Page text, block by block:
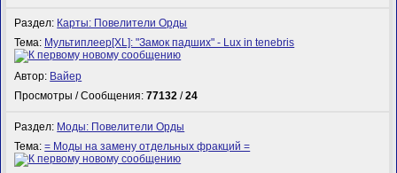
Раздел: Карты: Повелители Орды
Тема: Мультиплеер[XL]: "Замок падших" - Lux in tenebris
Автор: Вайер
Просмотры / Сообщения:77132 /24
Раздел: Моды: Повелители Орды
Тема:= Моды на замену отдельных фракций =